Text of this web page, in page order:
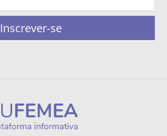
Inscrever-se